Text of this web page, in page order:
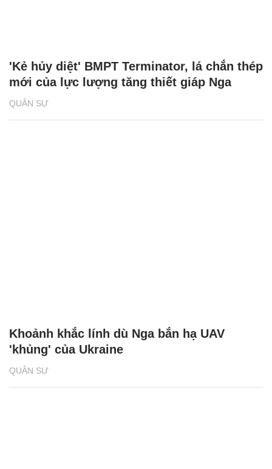
QUÂN SỰ
'Kẻ hủy diệt' BMPT Terminator, lá chắn thép
mới của lực lượng tăng thiết giáp Nga
QUÂN SỰ
Khoảnh khắc lính dù Nga bắn hạ UAV
'khủng' của Ukraine